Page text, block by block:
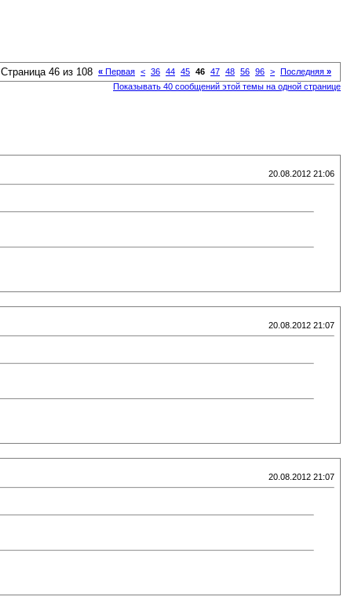
Страница 46 из 108 « Первая < 36 44 45 46 47 48 56 96 > Последняя »
Показывать 40 сообщений этой темы на одной странице
20.08.2012 21:06
20.08.2012 21:07
20.08.2012 21:07